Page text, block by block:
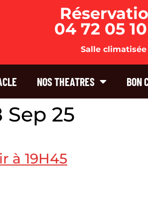
04 72 05
Salle climatisée
NOS THEATRES BON
Sep 25
à 19H45